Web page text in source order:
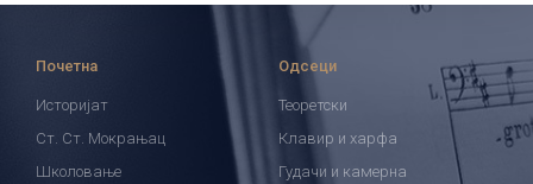
Почетна
Историјат
Ст. Ст. Мокрањац
Школовање
Одсеци
Теоретски
Клавир и харфа
Гудачи и камерна